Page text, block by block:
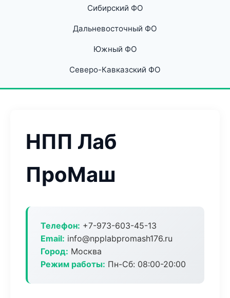
Сибирский ФО
Дальневосточный ФО
Южный ФО
Северо-Кавказский ФО
НПП Лаб
ПроМаш
Телефон: +7-973-603-45-13
Email: info@npplabpromash176.ru
Город: Москва
Режим работы: Пн-Сб: 08:00-20:00